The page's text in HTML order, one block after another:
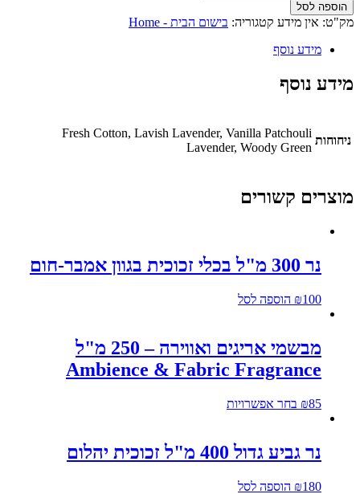
הוספה לסל
מק"ט: אין מידע קטגוריה: בישום הבית - Home
מידע נוסף
מידע נוסף
ניחוחות
Fresh Cotton, Lavish Lavender, Vanilla Patchouli
Lavender, Woody Green
מוצרים קשורים
נר 300 מ"ל בכלי זכוכית בגוון אמבר-חום
₪100 הוספה לסל
מבשמי אריגים ואווירה – 250 מ"ל
Ambience & Fabric Fragrance
₪85 בחר אפשרויות
נר גביע גדול 400 מ"ל זכוכית יהלום
₪180
הוספה לסל